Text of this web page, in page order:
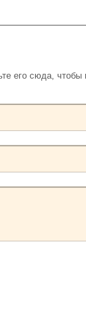
его сюда, чтобы